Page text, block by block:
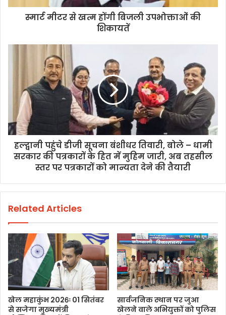
स्मार्ट मीटर से खत्म होंगी बिजली उपभोक्ताओं की
शिकायतें
हल्द्वानी पहुंचे डीजी सूचना बंशीधर तिवारी, बोले – धामी
सरकार की पत्रकारों के हित में मुहिम जारी, अब तहसील
स्तर पर पत्रकारों को मान्यता देने की तैयारी
Related Articles
खेल महाकुंभ 2026ः 01 सितंबर
से सजेगा मुख्यमंत्री
सार्वजनिक स्थान पर जुआ
खेलने वाले अभियुक्तों को पुलिस